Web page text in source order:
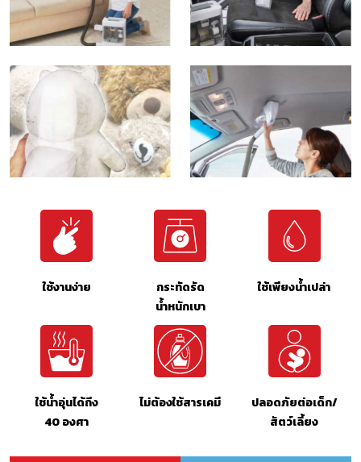
ใช้งานง่าย
กระทัดรัด
น้ำหนักเบา
ใช้เพียงน้ำเปล่า
ใช้น้ำอุ่นได้ถึง
40 องศา
ไม่ต้องใช้สารเคมี
ปลอดภัยต่อเด็ก/
สัตว์เลี้ยง